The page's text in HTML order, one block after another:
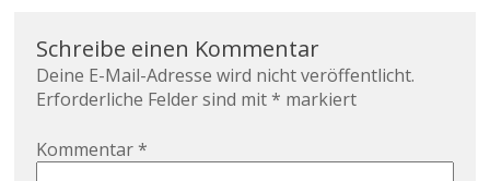
Schreibe einen Kommentar
Deine E-Mail-Adresse wird nicht veröffentlicht.
Erforderliche Felder sind mit* markiert
Kommentar*